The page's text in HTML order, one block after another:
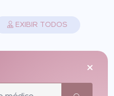
EXIBIR TODOS